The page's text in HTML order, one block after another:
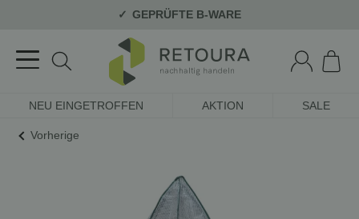
GEPRÜFTE B-WARE
NEU EINGETROFFEN AKTION SALE
Vorherige